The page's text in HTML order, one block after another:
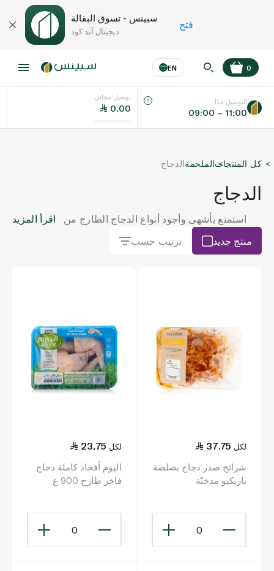
سبينس - تسوق البقالة
ديجيتال آند كود
فتح
EN
اللغة عر
0
توصيل مجاني
0.00
التوصيل غدًا
09:00 – 11:00
كل المنتجاتالملحمةالدجاج
الدجاج
استمتع بأشهى وأجود أنواع الدجاج الطازج من
سبينس. تسوق ما يناسبك من صدور الدجاج
الخالية من الجلد، أفخاذ الدجاج الغنية بالنكهة، أو
اقرأ المزيد
منتج جديد
ترتيب حسب
37.75 لكل
شرائح صدر دجاج بصلصة
باربكيو مدخنّة
0
23.75 لكل
اليوم أفخاذ كاملة دجاج
فاخر طازج 900 غ
0